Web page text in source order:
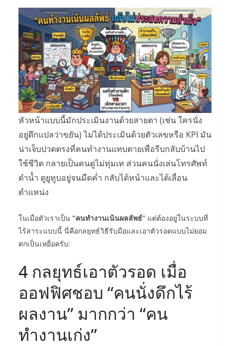
หัวหน้าแบบนี้มักประเมินงานด้วยสายตา (เช่น ใครนั่ง
อยู่ดึกแปลว่าขยัน) ไม่ได้ประเมินด้วยตัวเลขหรือ KPI มัน
น่าเจ็บปวดตรงที่คนทำงานแทบตายเพื่อรีบกลับบ้านไป
ใช้ชีวิต กลายเป็นคนดูไม่ทุ่มเท ส่วนคนนั่งเล่นโทรศัพท์
ดำน้ำ ดูยูทูบอยู่จนมืดค่ำ กลับได้หน้าและได้เลื่อน
ตำแหน่ง
ในเมื่อตัวเราเป็น “คนทำงานเน้นผลลัพธ์” แต่ต้องอยู่ในระบบที่
ไร้สาระแบบนี้ นี่คือกลยุทธ์วิธีรับมือและเอาตัวรอดแบบไม่ยอม
ตกเป็นเหยื่อครับ:
4 กลยุทธ์เอาตัวรอด เมื่อ
ออฟฟิศชอบ “คนนั่งดึกไร้
ผลงาน” มากกว่า “คน
ทำงานเก่ง”